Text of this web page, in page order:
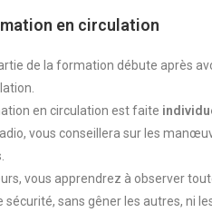
en circulation
de la formation débute après
en circulation est faite
vous conseillera sur les
vous apprendrez à observer
sécurité, sans gêner les autres, ni